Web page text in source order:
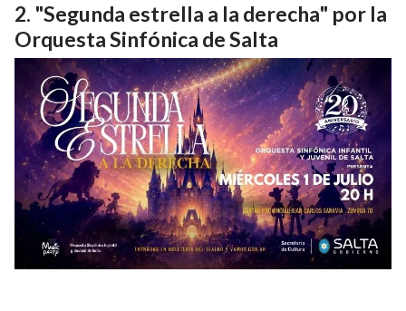
"Segunda estrella a la derecha" por la
Orquesta Sinfónica de Salta